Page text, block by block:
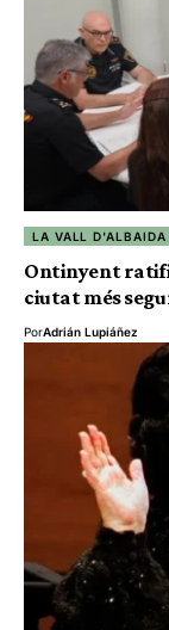
LA VALL D'ALBAIDA
Ontinyent
ciutat més
PorAdrián Lupiáñez